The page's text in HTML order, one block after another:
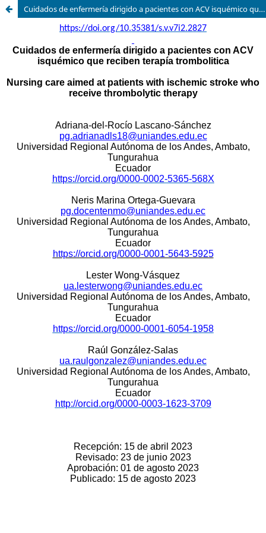
Cuidados de enfermería dirigido a pacientes con ACV isquémico que reciben terapía trombolitica